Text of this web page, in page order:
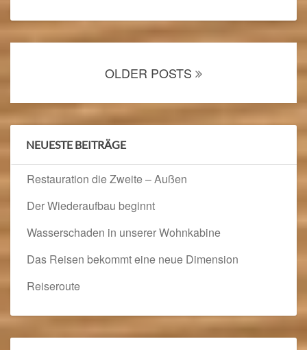
OLDER POSTS
NEUESTE BEITRÄGE
Restauration die Zweite – Außen
Der Wiederaufbau beginnt
Wasserschaden in unserer Wohnkabine
Das Reisen bekommt eine neue Dimension
Reiseroute